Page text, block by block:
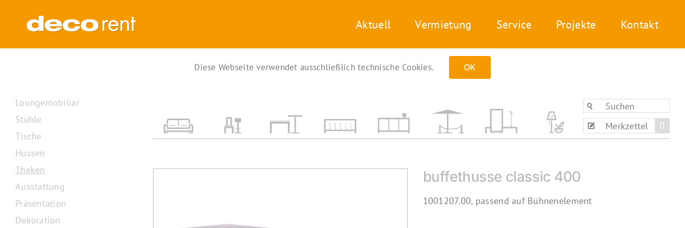
springen
Aktuell Vermietung Service Projekte Kontakt
Merkzettel 0
buffethusse classic 400
1001207.00, passend auf Bühnenelement
Loungemobiliar
Stühle
Tische
Hussen
Theken
Ausstattung
Präsentation
Dekoration
Diese Webseite verwendet ausschließlich technische Cookies. OK